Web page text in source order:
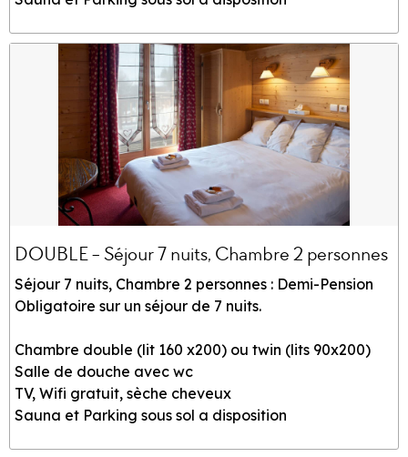
DOUBLE - Séjour 7 nuits, Chambre 2 personnes
Séjour 7 nuits, Chambre 2 personnes : Demi-Pension
Obligatoire sur un séjour de 7 nuits.
Chambre double (lit 160 x200) ou twin (lits 90x200)
Salle de douche avec wc
TV, Wifi gratuit, sèche cheveux
Sauna et Parking sous sol a disposition